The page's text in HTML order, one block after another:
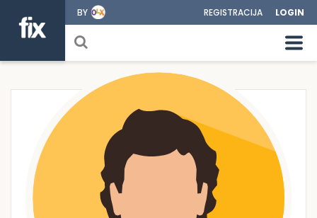
BY REGISTRACIJA LOGIN